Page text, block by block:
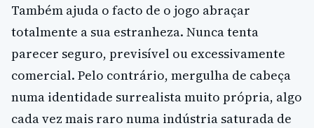
Também ajuda o facto de o jogo abraçar
totalmente a sua estranheza. Nunca tenta
parecer seguro, previsível ou excessivamente
comercial. Pelo contrário, mergulha de cabeça
numa identidade surrealista muito própria, algo
cada vez mais raro numa indústria saturada de